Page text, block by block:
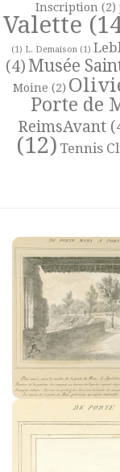
Inscription (2)
Valette
(1) L. Demaison(1)
(4) Musée
Moine (2)
Porte de
ReimsAvant
(12) Tennis